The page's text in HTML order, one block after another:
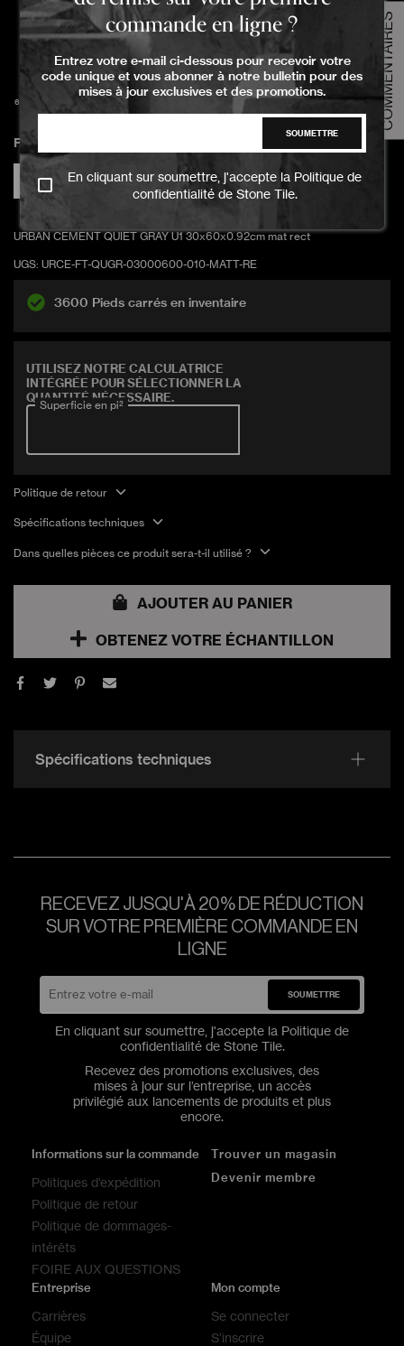
60x120x1.03cm 30x60x0.92cm
Finition
Matte
URBAN CEMENT QUIET GRAY U1 30x60x0.92cm mat rect
UGS: URCE-FT-QUGR-03000600-010-MATT-RE
3600 Pieds carrés en inventaire
Superficie en pi²
UTILISEZ NOTRE CALCULATRICE
INTÉGRÉE POUR SÉLECTIONNER LA
QUANTITÉ NÉCESSAIRE.
Politique de retour
Spécifications techniques
Dans quelles pièces ce produit sera-t-il utilisé ?
AJOUTER AU PANIER
OBTENEZ VOTRE ÉCHANTILLON
Spécifications techniques
RECEVEZ JUSQU'À 20% DE RÉDUCTION
SUR VOTRE PREMIÈRE COMMANDE EN
LIGNE
En cliquant sur soumettre, j'accepte la Politique de
confidentialitéde Stone Tile.
SOUMETTRE
Recevez des promotions exclusives, des
mises à jour sur l’entreprise, un accès
privilégié aux lancements de produits et plus
encore.
Trouver un magasin
Devenir membre
Informations sur la commande
Politiques d’expédition
Politique de retour
Politique de dommages-
intérêts
FOIRE AUX QUESTIONS
Entreprise
Carrières
Équipe
Mon compte
Se connecter
S’inscrire
COMMENTAIRES
commande en ligne ?
Entrez votre e-mail ci-dessous pour recevoir votre
code unique et vous abonner à notre bulletin pour des
mises à jour exclusives et des promotions.
En cliquant sur soumettre, j'accepte la Politique de
confidentialitéde Stone Tile.
SOUMETTRE
Veuillez sélectionner l'option d'échantillon
Taille de l'échantillon
Grande taille